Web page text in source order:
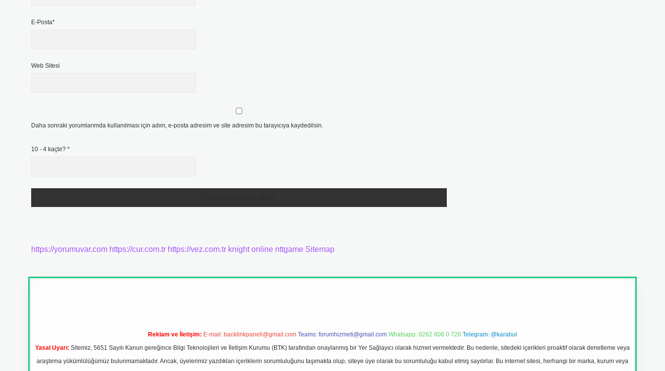
E-Posta*
Web Sitesi
Daha sonraki yorumlarımda kullanılması için adım, e-posta adresim ve site adresim bu tarayıcıya kaydedilsin.
10 - 4 kaçtır? *
https://yorumuvar.com https://cur.com.tr https://vez.com.tr knight online nttgame Sitemap
Reklam ve İletişim: E-mail: backlinkpaneli@gmail.com Teams: forumhizmeti@gmail.com Whatsapp: 0262 606 0 726 Telegram: @karabul
Yasal Uyarı: Sitemiz, 5651 Sayılı Kanun gereğince Bilgi Teknolojileri ve İletişim Kurumu (BTK) tarafından onaylanmış bir Yer Sağlayıcı olarak hizmet vermektedir. Bu nedenle, sitedeki içerikleri proaktif olarak denetleme veya
araştırma yükümlülüğümüz bulunmamaktadır. Ancak, üyelerimiz yazdıkları içeriklerin sorumluluğunu taşımakta olup, siteye üye olarak bu sorumluluğu kabul etmiş sayılırlar. Bu internet sitesi, herhangi bir marka, kurum veya